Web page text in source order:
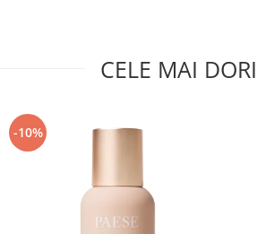
CELE MAI
-10%